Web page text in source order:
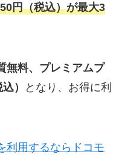
円（税込）が最大3
無料、プレミアムプ
）
となり、お得に利
利用するならドコモ